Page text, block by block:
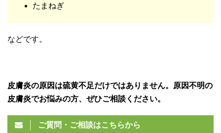
たまねぎ
などです。
皮膚炎の原因は硫黄不足だけではありません。原因不明の
皮膚炎でお悩みの方、ぜひご相談ください。
ご質問・ご相談はこちらから